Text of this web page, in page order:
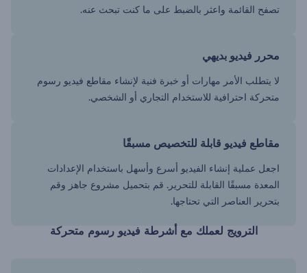
تصفح القائمة واعثر بالضبط على ما كنت تبحث عنه.
محرر فيديو بديهي
لا يتطلب الأمر مهارات أو خبرة فنية لإنشاء مقاطع فيديو رسوم
متحركة احترافية للاستخدام التجاري أو الشخصي.
مقاطع فيديو قابلة للتخصيص مسبقًا
اجعل عملية إنشاء الفيديو أسرع وأسهل باستخدام الإعدادات
المعدة مسبقًا القابلة للتحرير. قم بتحميل مشروع جاهز وقم
بتحرير العناصر التي تحتاجها.
الترويج لعملك مع أشرطة فيديو رسوم متحركة